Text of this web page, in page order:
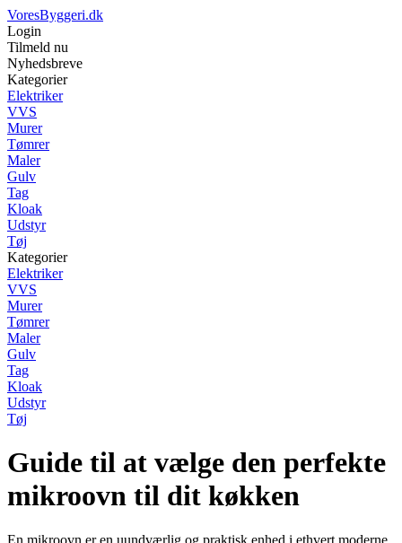
VoresByggeri.dk
Login
Tilmeld nu
Nyhedsbreve
Kategorier
Elektriker
VVS
Murer
Tømrer
Maler
Gulv
Tag
Kloak
Udstyr
Tøj
Kategorier
Elektriker
VVS
Murer
Tømrer
Maler
Gulv
Tag
Kloak
Udstyr
Tøj
Guide til at vælge den perfekte
mikroovn til dit køkken
En mikroovn er en uundværlig og praktisk enhed i ethvert moderne